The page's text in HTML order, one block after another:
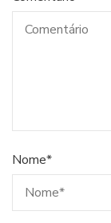
Nome*